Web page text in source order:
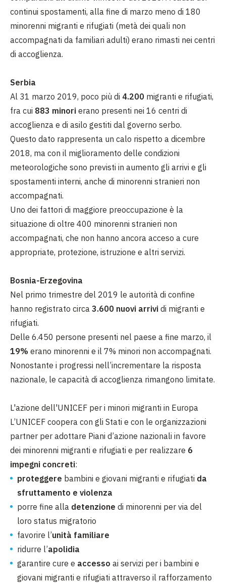
continui spostamenti, alla fine di marzo meno di 180
minorenni migranti e rifugiati (metà dei quali non
accompagnati da familiari adulti) erano rimasti nei centri
di accoglienza.
Serbia
Al 31 marzo 2019, poco più di 4.200 migranti e rifugiati,
fra cui 883 minori erano presenti nei 16 centri di
accoglienza e di asilo gestiti dal governo serbo.
Questo dato rappresenta un calo rispetto a dicembre
2018, ma con il miglioramento delle condizioni
meteorologiche sono previsti in aumento gli arrivi e gli
spostamenti interni, anche di minorenni stranieri non
accompagnati.
Uno dei fattori di maggiore preoccupazione è la
situazione di oltre 400 minorenni stranieri non
accompagnati, che non hanno ancora acceso a cure
appropriate, protezione, istruzione e altri servizi.
Bosnia-Erzegovina
Nel primo trimestre del 2019 le autorità di confine
hanno registrato circa 3.600 nuovi arrivi di migranti e
rifugiati.
Delle 6.450 persone presenti nel paese a fine marzo, il
19% erano minorenni e il 7% minori non accompagnati.
Nonostante i progressi nell’incrementare la risposta
nazionale, le capacità di accoglienza rimangono limitate.
L'azione dell'UNICEF per i minori migranti in Europa
L’UNICEF coopera con gli Stati e con le organizzazioni
partner per adottare Piani d’azione nazionali in favore
dei minorenni migranti e rifugiati e per realizzare 6
impegni concreti:
proteggere bambini e giovani migranti e rifugiati da
sfruttamento e violenza
porre fine alla detenzione di minorenni per via del
loro status migratorio
favorire l’unità familiare
ridurre l’apolidia
garantire cure e accesso ai servizi per i bambini e
giovani migranti e rifugiati attraverso il rafforzamento